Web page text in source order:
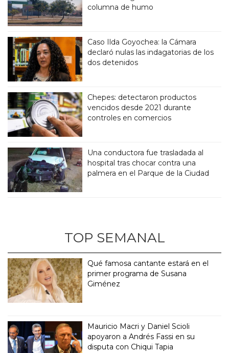
columna de humo
Caso Ilda Goyochea: la Cámara
declaró nulas las indagatorias de los
dos detenidos
Chepes: detectaron productos
vencidos desde 2021 durante
controles en comercios
Una conductora fue trasladada al
hospital tras chocar contra una
palmera en el Parque de la Ciudad
TOP SEMANAL
Qué famosa cantante estará en el
primer programa de Susana
Giménez
Mauricio Macri y Daniel Scioli
apoyaron a Andrés Fassi en su
disputa con Chiqui Tapia